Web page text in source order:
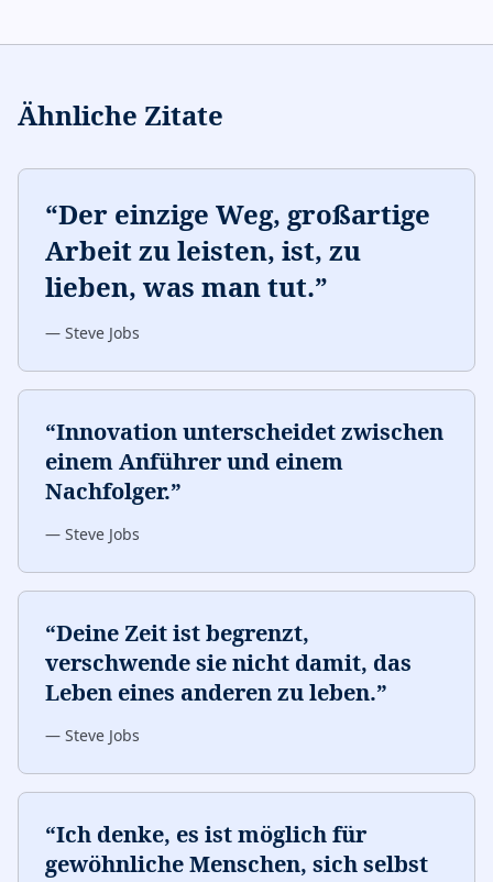
Ähnliche Zitate
“Der einzige Weg, großartige
Arbeit zu leisten, ist, zu
lieben, was man tut.”
— Steve Jobs
“Innovation unterscheidet zwischen
einem Anführer und einem
Nachfolger.”
— Steve Jobs
“Deine Zeit ist begrenzt,
verschwende sie nicht damit, das
Leben eines anderen zu leben.”
— Steve Jobs
“Ich denke, es ist möglich für
gewöhnliche Menschen, sich selbst